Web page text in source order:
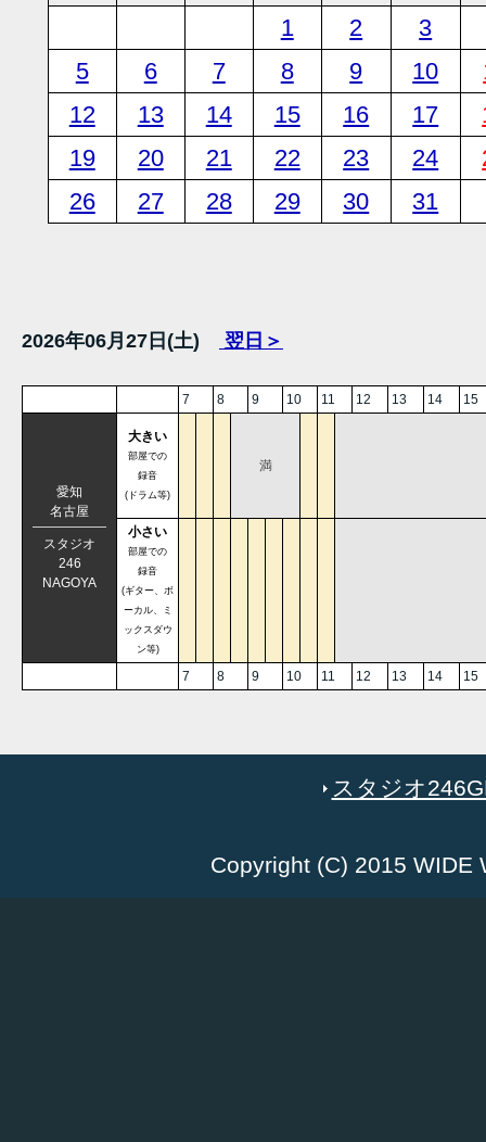
1
2
3
5
6 7 8 9 10
12
13 14 15 16 17
19
20 21 22 23 24
26
27 28 29 30 31
2026年06月27日(土) 翌日＞
7 8 9 10 11 12 13 14 15
愛知
名古屋
スタジオ
246
NAGOYA
大きい
部屋での
録音
(ドラム等)
満
小さい
部屋での
録音
(ギター、ボ
ーカル、ミ
ックスダウ
ン等)
7 8 9 10 11 12 13 14 15
スタジオ
Copyright (C) 2015 WIDE